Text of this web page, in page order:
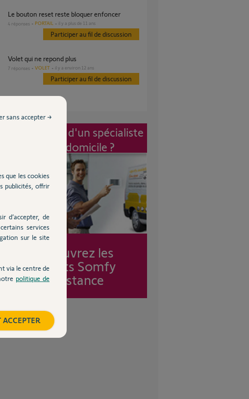
le bouton reset reste bloquer enfoncer
4 réponses PORTAIL il y a plus de 11 ans
Participer au fil de discussion
volet qui ne repond plus
7 réponses VOLET il y a environ 12 ans
Participer au fil de discussion
Intervention d'un spécialiste
à mon domicile ?
Découvrez les
forfaits Somfy
Assistance
que les cookies
publicités, offrir
d’accepter, de
services
sur le site
via le centre de
politique de
sans accepter →
ACCEPTER